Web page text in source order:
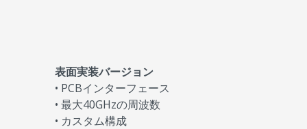
表面実装バージョン
• PCBインターフェース
• 最大40GHzの周波数
• カスタム構成